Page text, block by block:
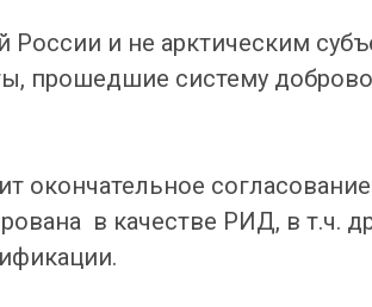
и не арктическим
прошедшие систему
окончательное
в качестве РИД, в т.ч.